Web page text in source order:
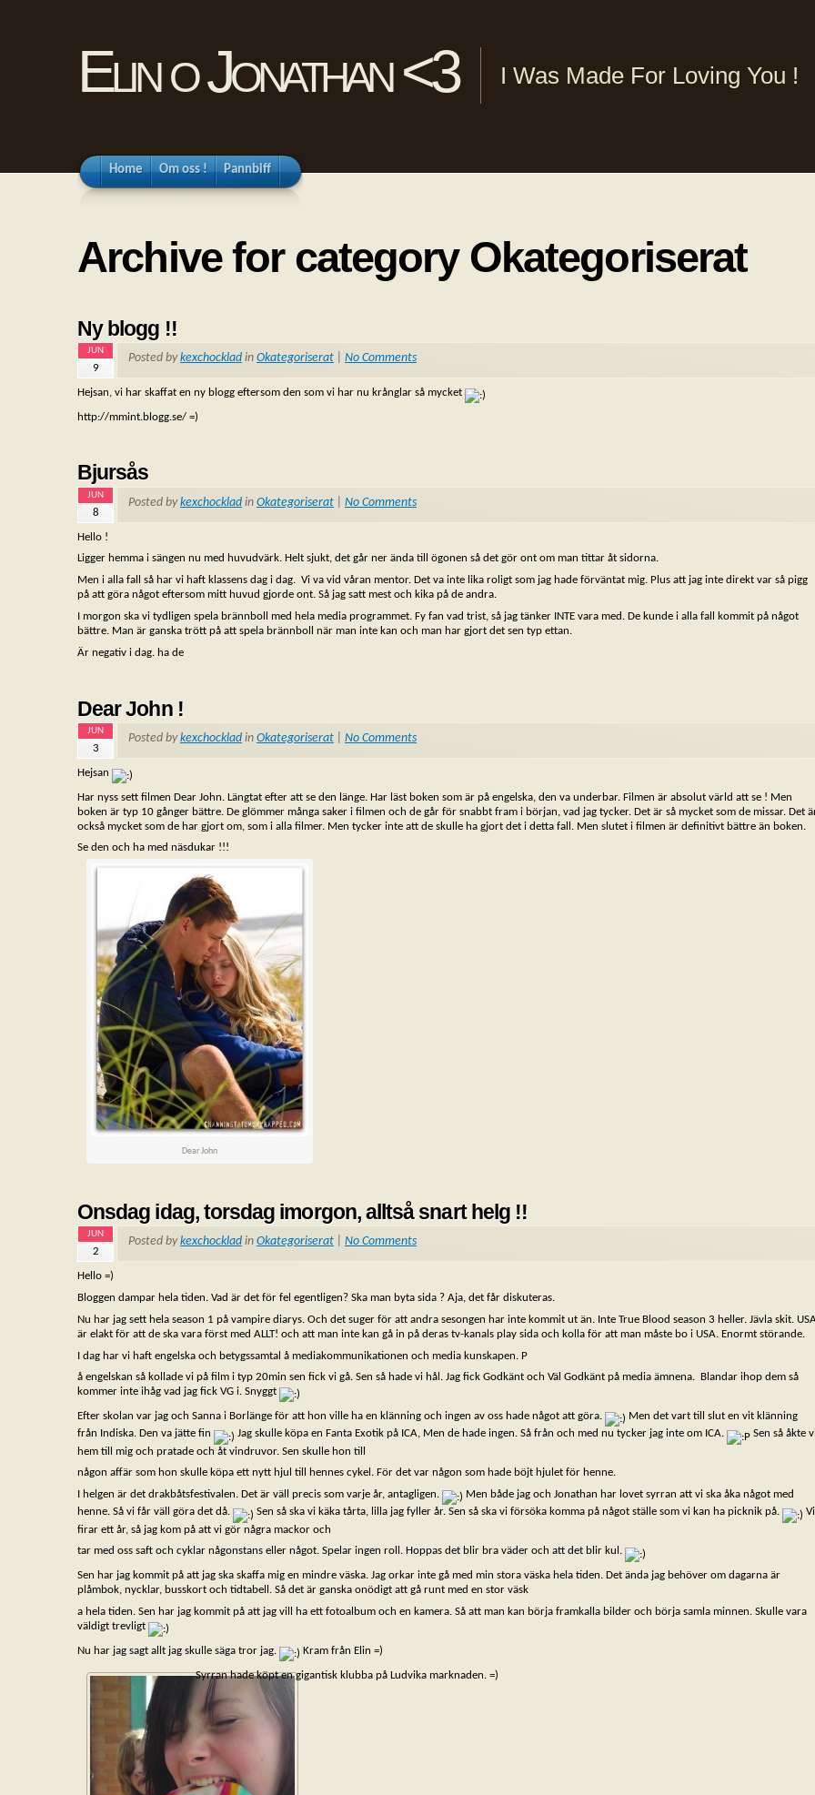
Elin o Jonathan <3 I Was Made For Loving You !
Home Om oss ! Pannbiff
Archive for category Okategoriserat
Ny blogg !!
JUN
9
Posted bykexchocklad in Okategoriserat No Comments
Hejsan, vi har skaffat en ny blogg eftersom den som vi har nu krånglar så mycket
http://mmint.blogg.se/ =)
Bjursås
JUN
8
Posted bykexchocklad in Okategoriserat No Comments
Hello !
Ligger hemma i sängen nu med huvudvärk. Helt sjukt, det går ner ända till ögonen så det gör ont om man tittar åt sidorna.
Men i alla fall så har vi haft klassens dag i dag. Vi va vid våran mentor. Det va inte lika roligt som jag hade förväntat mig. Plus att jag inte direkt var så pigg
på att göra något eftersom mitt huvud gjorde ont. Så jag satt mest och kika på de andra.
I morgon ska vi tydligen spela brännboll med hela media programmet. Fy fan vad trist, så jag tänker INTE vara med. De kunde i alla fall kommit på något
bättre. Man är ganska trött på att spela brännboll när man inte kan och man har gjort det sen typ ettan.
Är negativ i dag. ha de
Dear John !
JUN
3
Posted bykexchocklad in Okategoriserat No Comments
Hejsan
Har nyss sett filmen Dear John. Längtat efter att se den länge. Har läst boken som är på engelska, den va underbar. Filmen är absolut värld att se ! Men
boken är typ 10 gånger bättre. De glömmer många saker i filmen och de går för snabbt fram i början, vad jag tycker. Det är så mycket som de missar. Det
också mycket som de har gjort om, som i alla filmer. Men tycker inte att de skulle ha gjort det i detta fall. Men slutet i filmen är definitivt bättre än boken.
Se den och ha med näsdukar !!!
Dear John
Onsdag idag, torsdag imorgon, alltså snart helg !!
JUN
2
Posted bykexchocklad in Okategoriserat No Comments
Hello =)
Bloggen dampar hela tiden. Vad är det för fel egentligen? Ska man byta sida ? Aja, det får diskuteras.
Nu har jag sett hela season 1 på vampire diarys. Och det suger för att andra sesongen har inte kommit ut än. Inte True Blood season 3 heller. Jävla skit.
är elakt för att de ska vara först med ALLT! och att man inte kan gå in på deras tv-kanals play sida och kolla för att man måste bo i USA. Enormt störande.
I dag har vi haft engelska och betygssamtal å mediakommunikationen och media kunskapen. P
å engelskan så kollade vi på film i typ 20min sen fick vi gå. Sen så hade vi hål. Jag fick Godkänt och Väl Godkänt på media ämnena. Blandar ihop dem så
kommer inte ihåg vad jag fick VG i. Snyggt
Efter skolan var jag och Sanna i Borlänge för att hon ville ha en klänning och ingen av oss hade något att göra.
Men det vart till slut en vit klänning
från Indiska. Den va jätte fin
Jag skulle köpa en Fanta Exotik på ICA, Men de hade ingen. Så från och med nu tycker jag inte om ICA.
Sen så åkte
hem till mig och pratade och åt vindruvor. Sen skulle hon till
någon affär som hon skulle köpa ett nytt hjul till hennes cykel. För det var någon som hade böjt hjulet för henne.
I helgen är det drakbåtsfestivalen. Det är väll precis som varje år, antagligen.
Men både jag och Jonathan har lovet syrran att vi ska åka något med
henne. Så vi får väll göra det då.
Sen så ska vi käka tårta, lilla jag fyller år. Sen så ska vi försöka komma på något ställe som vi kan ha picknik på.
Vi
firar ett år, så jag kom på att vi gör några mackor och
tar med oss saft och cyklar någonstans eller något. Spelar ingen roll. Hoppas det blir bra väder och att det blir kul.
Sen har jag kommit på att jag ska skaffa mig en mindre väska. Jag orkar inte gå med min stora väska hela tiden. Det ända jag behöver om dagarna är
plåmbok, nycklar, busskort och tidtabell. Så det är ganska onödigt att gå runt med en stor väsk
a hela tiden. Sen har jag kommit på att jag vill ha ett fotoalbum och en kamera. Så att man kan börja framkalla bilder och börja samla minnen. Skulle vara
väldigt trevligt
Nu har jag sagt allt jag skulle säga tror jag. Kram från Elin =)
Syrran hade köpt en gigantisk klubba på Ludvika marknaden. =)